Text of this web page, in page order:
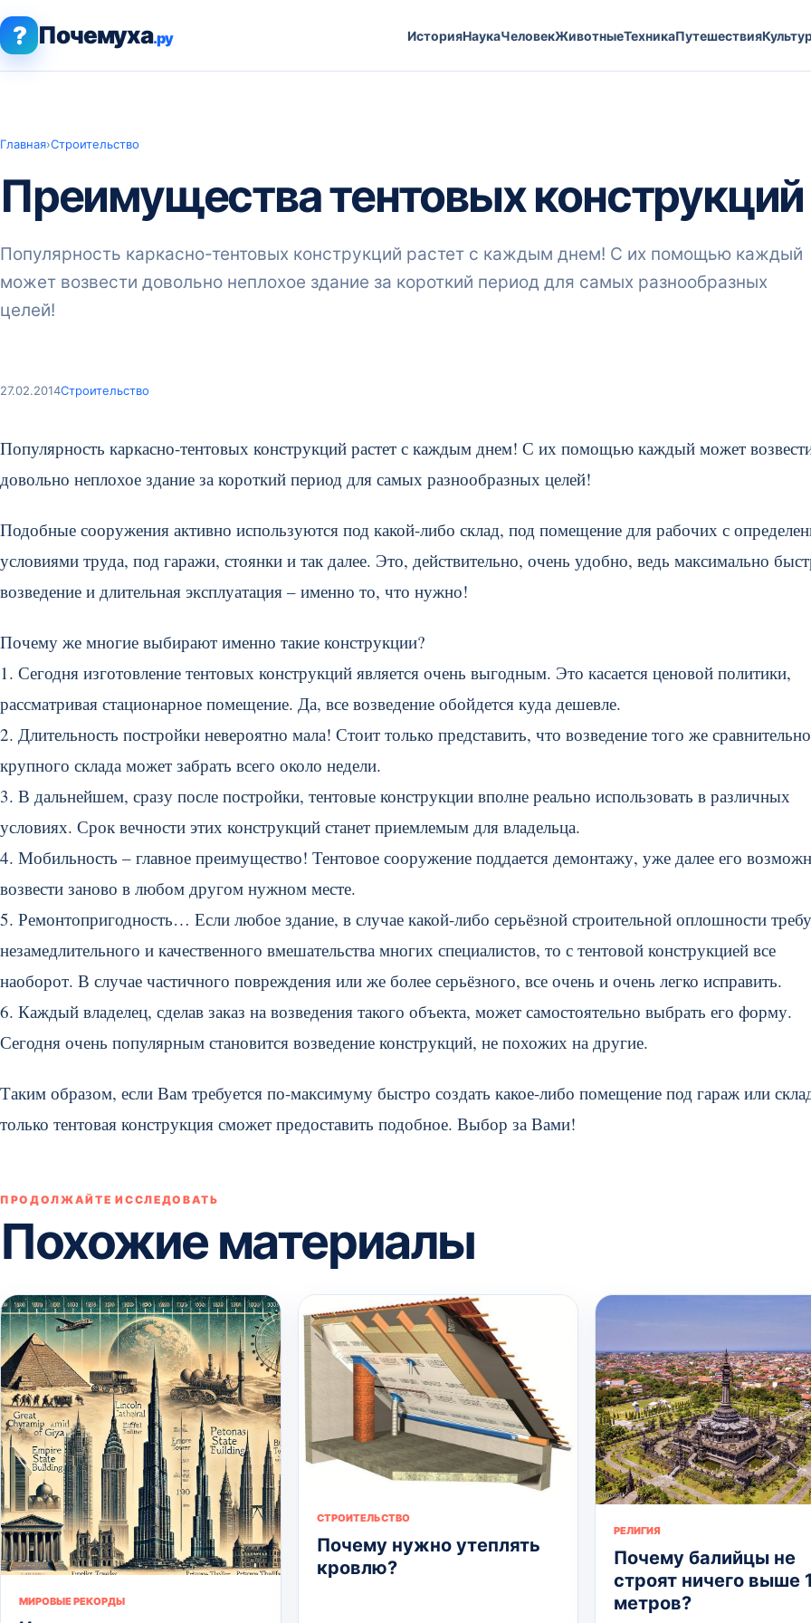
? Почемуха.ру ИсторияНаукаЧеловекЖивотныеТехникаПутешествия
Главная›Строительство
Преимущества тентовых конструкций
Популярность каркасно-тентовых конструкций растет с каждым днем! С их помощью каждый
может возвести довольно неплохое здание за короткий период для самых разнообразных
целей!
27.02.2014Строительство
Популярность каркасно-тентовых конструкций растет с каждым днем! С их помощью каждый может
довольно неплохое здание за короткий период для самых разнообразных целей!
Подобные сооружения активно используются под какой-либо склад, под помещение для рабочих с
условиями труда, под гаражи, стоянки и так далее. Это, действительно, очень удобно, ведь максимально
возведение и длительная эксплуатация – именно то, что нужно!
Почему же многие выбирают именно такие конструкции?
1. Сегодня изготовление тентовых конструкций является очень выгодным. Это касается ценовой политики,
рассматривая стационарное помещение. Да, все возведение обойдется куда дешевле.
2. Длительность постройки невероятно мала! Стоит только представить, что возведение того же сравнительно
крупного склада может забрать всего около недели.
3. В дальнейшем, сразу после постройки, тентовые конструкции вполне реально использовать в различных
условиях. Срок вечности этих конструкций станет приемлемым для владельца.
4. Мобильность – главное преимущество! Тентовое сооружение поддается демонтажу, уже далее его
возвести заново в любом другом нужном месте.
5. Ремонтопригодность… Если любое здание, в случае какой-либо серьёзной строительной оплошности
незамедлительного и качественного вмешательства многих специалистов, то с тентовой конструкцией все
наоборот. В случае частичного повреждения или же более серьёзного, все очень и очень легко исправить.
6. Каждый владелец, сделав заказ на возведения такого объекта, может самостоятельно выбрать его форму.
Сегодня очень популярным становится возведение конструкций, не похожих на другие.
Таким образом, если Вам требуется по-максимуму быстро создать какое-либо помещение под гараж или
только тентовая конструкция сможет предоставить подобное. Выбор за Вами!
ПРОДОЛЖАЙТЕ ИССЛЕДОВАТЬ
Похожие материалы
МИРОВЫЕ РЕКОРДЫ
СТРОИТЕЛЬСТВО
Почему нужно утеплять
кровлю?
РЕЛИГИЯ
Почему балийцы не
строят ничего выше
метров?